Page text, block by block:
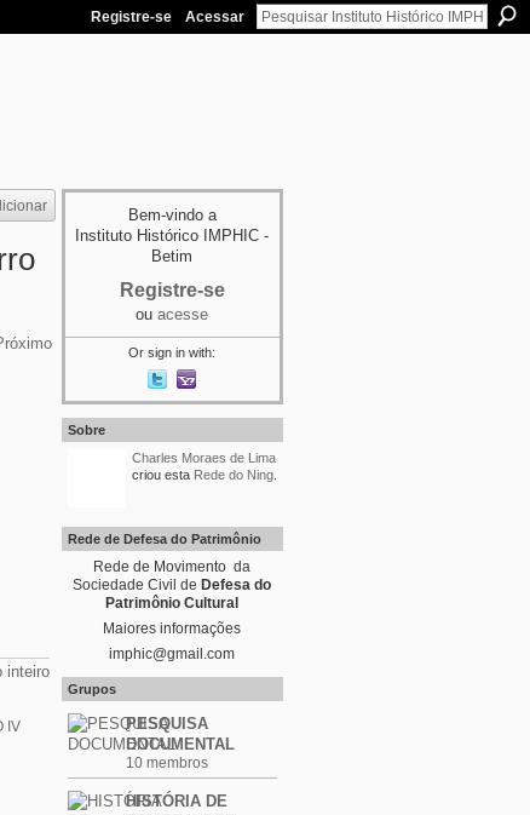
Registre-se Acessar
inteiro
IV
Bem-vindo a
Instituto Histórico IMPHIC -
Betim
Registre-se
ou acesse
Or sign in with:
Sobre
Charles Moraes de Lima
criou esta Rede do Ning.
Rede de Defesa do Patrimônio
Rede de Movimento da
Sociedade Civil de Defesa do
Patrimônio Cultural
Maiores informações
imphic@gmail.com
Grupos
PESQUISA
DOCUMENTAL
10 membros
HISTÓRIA DE